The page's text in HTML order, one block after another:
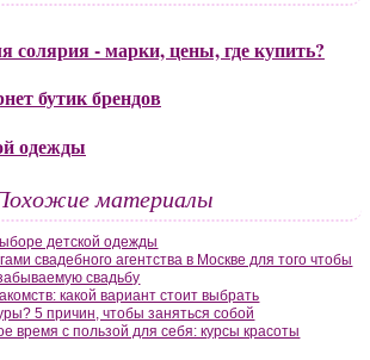
солярия - марки, цены, где купить?
бутик брендов
одежды
материалы
детской одежды
свадебного агентства в Москве для того чтобы
свадьбу
какой вариант стоит выбрать
5 причин, чтобы заняться собой
время с пользой для себя: курсы красоты